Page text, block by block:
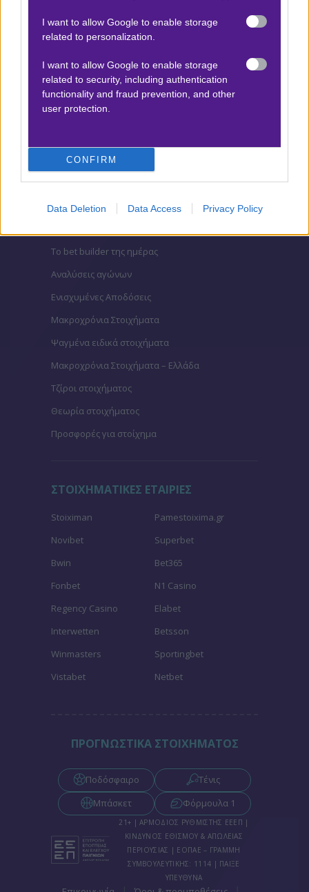
I want to allow Google to enable storage
related to personalization.
I want to allow Google to enable storage
related to security, including authentication
functionality and fraud prevention, and other
user protection.
CONFIRM
Data Deletion Data Access Privacy Policy
Βαθμολογίες Ελλάδα - Stoiximan
Super league
Βαθμολογίες Γερμανίας – Bundesliga
Βαθμολογίες Ισπανίας- La liga
Βαθμολογίες Γαλλίας-League 1
To bet builder της ημέρας
Αναλύσεις αγώνων
Ενισχυμένες Αποδόσεις
Μακροχρόνια Στοιχήματα
Ψαγμένα ειδικά στοιχήματα
Μακροχρόνια Στοιχήματα – Ελλάδα
Τζίροι στοιχήματος
Θεωρία στοιχήματος
Προσφορές για στοίχημα
ΣΤΟΙΧΗΜΑΤΙΚΕΣ ΕΤΑΙΡΙΕΣ
Stoiximan
Pamestoixima.gr
Novibet
Superbet
Bwin
Bet365
Fonbet
N1 Casino
Regency Casino
Elabet
Interwetten
Betsson
Winmasters
Sportingbet
Vistabet
Netbet
ΠΡΟΓΝΩΣΤΙΚΑ ΣΤΟΙΧΗΜΑΤΟΣ
Ποδόσφαιρο
Τένις
Μπάσκετ
Φόρμουλα 1
21+ | ΑΡΜΟΔΙΟΣ ΡΥΘΜΙΣΤΗΣ ΕΕΕΠ |
ΚΙΝΔΥΝΟΣ ΕΘΙΣΜΟΥ & ΑΠΩΛΕΙΑΣ
ΠΕΡΙΟΥΣΙΑΣ | ΕΟΠΑΕ – ΓΡΑΜΜΗ
ΣΥΜΒΟΥΛΕΥΤΙΚΗΣ: 1114 | ΠΑΙΞΕ
ΥΠΕΥΘΥΝΑ